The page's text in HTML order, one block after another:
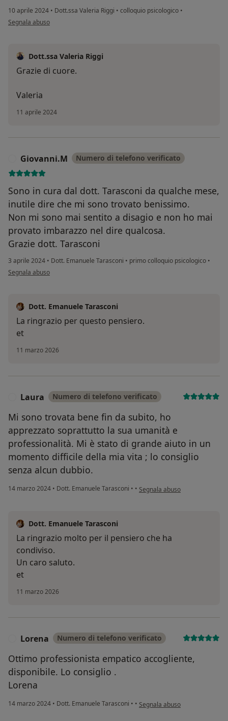
10 aprile 2024 • Dott.ssa Valeria Riggi • colloquio psicologico •
secondo l'opinione dell'utente E.I.
Segnala abuso
Dott.ssa Valeria Riggi
Grazie di cuore.
Valeria
11 aprile 2024
Giovanni.M Numero di telefono verificato
Sono in cura dal dott. Tarasconi da qualche mese,
inutile dire che mi sono trovato benissimo.
Non mi sono mai sentito a disagio e non ho mai
provato imbarazzo nel dire qualcosa.
Grazie dott. Tarasconi
3 aprile 2024 • Dott. Emanuele Tarasconi • primo colloquio psicologico •
secondo l'opinione dell'utente Giovanni.M
Segnala abuso
Dott. Emanuele Tarasconi
La ringrazio per questo pensiero.
et
11 marzo 2026
Laura Numero di telefono verificato
Mi sono trovata bene fin da subito, ho
apprezzato soprattutto la sua umanità e
professionalità. Mi è stato di grande aiuto in un
momento difficile della mia vita ; lo consiglio
senza alcun dubbio.
14 marzo 2024 • Dott. Emanuele Tarasconi • • secondo l'opinione dell'utente
Segnala abuso
Dott. Emanuele Tarasconi
La ringrazio molto per il pensiero che ha
condiviso.
Un caro saluto.
et
11 marzo 2026
Lorena Numero di telefono verificato
Ottimo professionista empatico accogliente,
disponibile. Lo consiglio .
Lorena
14 marzo 2024 • Dott. Emanuele Tarasconi • • secondo l'opinione dell'utente
Segnala abuso